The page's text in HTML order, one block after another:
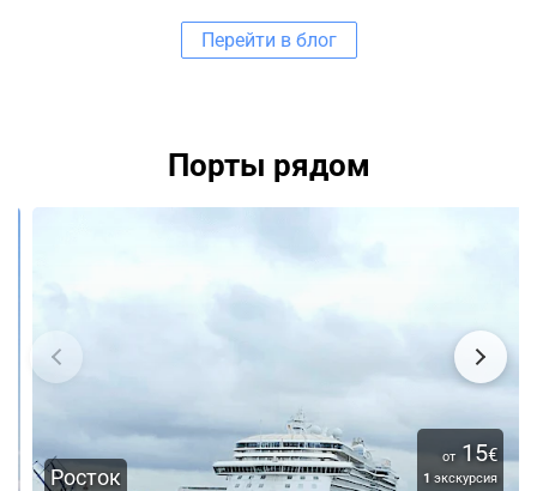
Перейти в блог
Порты рядом
Росток
15 €
экскурсия